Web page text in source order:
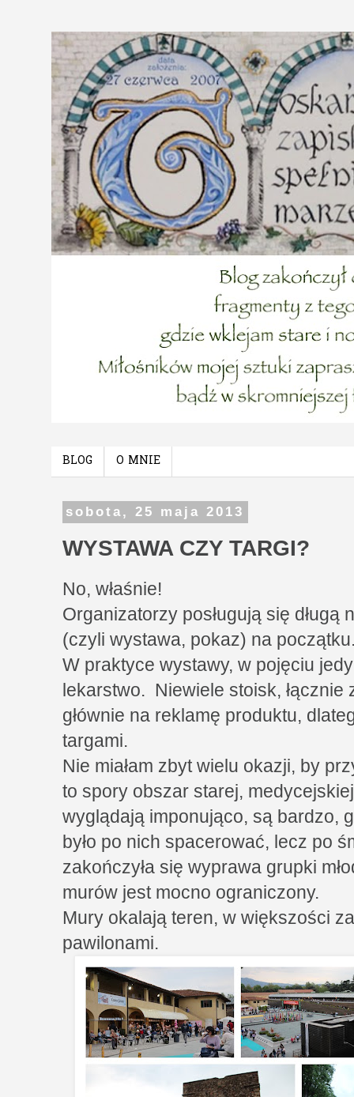
BLOG O MNIE
sobota, 25 maja 2013
WYSTAWA CZY TARGI?
No, właśnie!
Organizatorzy posługują się długą
(czyli wystawa, pokaz) na
W praktyce wystawy, w pojęciu
lekarstwo. Niewiele stoisk, łącznie
głównie na reklamę produktu,
targami.
Nie miałam zbyt wielu okazji, by
to spory obszar starej,
wyglądają imponująco, są bardzo,
było po nich spacerować, lecz po
zakończyła się wyprawa grupki
murów jest mocno ograniczony.
Mury okalają teren, w większości
pawilonami.